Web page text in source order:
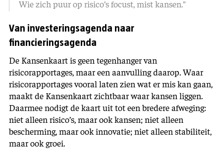
Wie zich puur op risico’s focust, mist kansen.”
Van investeringsagenda naar
financieringsagenda
De Kansenkaart is geen tegenhanger van
risicorapportages, maar een aanvulling daarop. Waar
risicorapportages vooral laten zien wat er mis kan gaan,
maakt de Kansenkaart zichtbaar waar kansen liggen.
Daarmee nodigt de kaart uit tot een bredere afweging:
niet alleen risico’s, maar ook kansen; niet alleen
bescherming, maar ook innovatie; niet alleen stabiliteit,
maar ook groei.